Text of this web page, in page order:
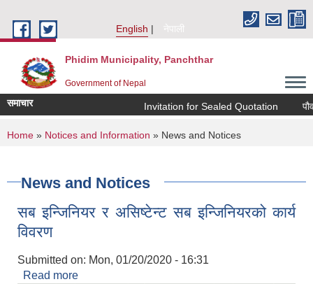
English
नेपाली
Phidim Municipality, Panchthar
Government of Nepal
समाचार Invitation for Sealed Quotation
You are here
Home » Notices and Information » News and Notices
News and Notices
सब इन्जिनियर र असिष्टेन्ट सब इन्जिनियरको कार्य
विवरण
Submitted on: Mon, 01/20/2020 - 16:31
Read more